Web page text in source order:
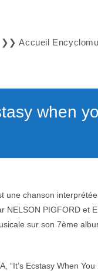
❯❯ Accueil
when
une chanson
NELSON PIGFORD et
sur son 7ème
“It’s Ecstasy When